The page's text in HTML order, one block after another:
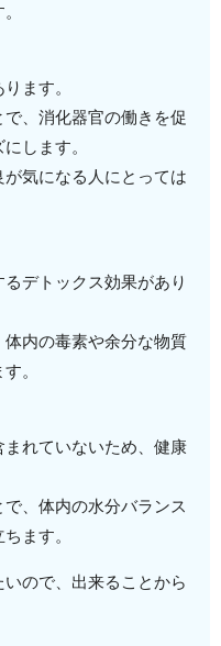
ます。
、消化器官の働きを促
します。
気になる人にとっては
デトックス効果があり
内の毒素や余分な物質
。
れていないため、健康
、体内の水分バランス
ます。
ので、出来ることから